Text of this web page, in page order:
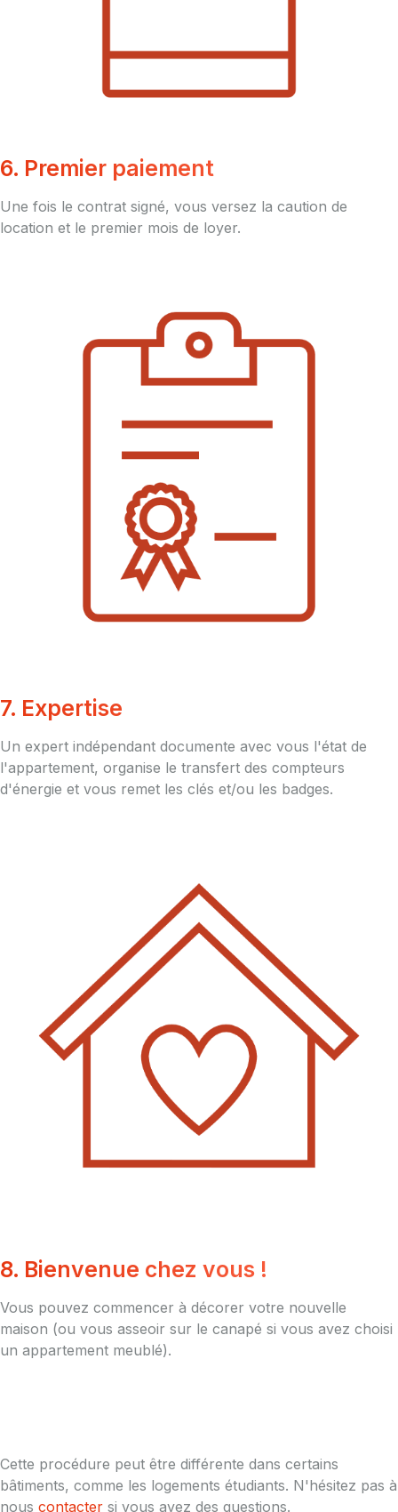
6. Premier paiement
Une fois le contrat signé, vous versez la caution de
location et le premier mois de loyer.
7. Expertise
Un expert indépendant documente avec vous l'état de
l'appartement, organise le transfert des compteurs
d'énergie et vous remet les clés et/ou les badges.
8. Bienvenue chez vous !
Vous pouvez commencer à décorer votre nouvelle
maison (ou vous asseoir sur le canapé si vous avez choisi
un appartement meublé).
Cette procédure peut être différente dans certains
bâtiments, comme les logements étudiants. N'hésitez pas à
nous contacter si vous avez des questions.